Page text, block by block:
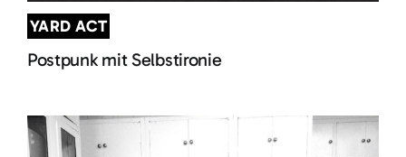
YARD ACT
Postpunk mit Selbstironie